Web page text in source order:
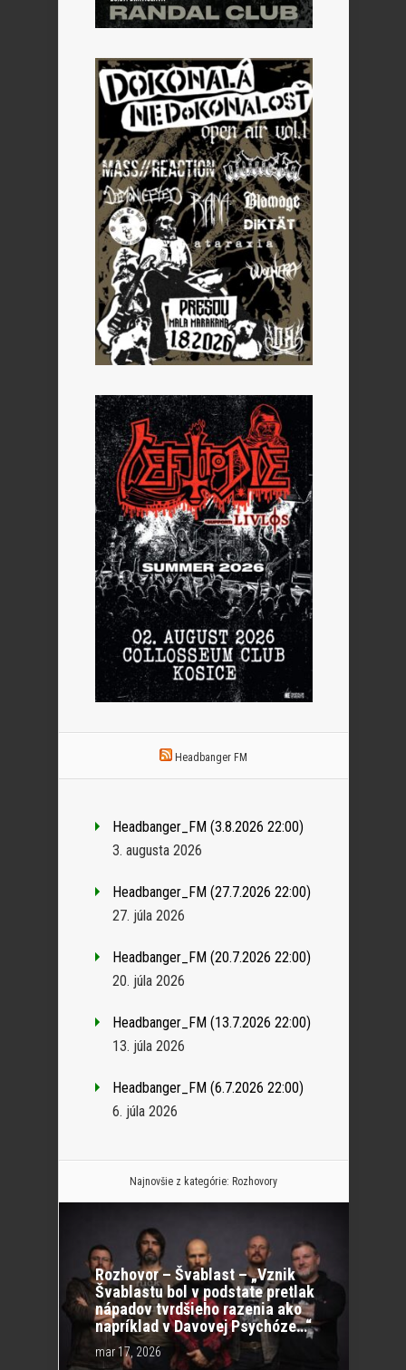
Headbanger FM
Headbanger_FM (3.8.2026 22:00)
3. augusta 2026
Headbanger_FM (27.7.2026 22:00)
27. júla 2026
Headbanger_FM (20.7.2026 22:00)
20. júla 2026
Headbanger_FM (13.7.2026 22:00)
13. júla 2026
Headbanger_FM (6.7.2026 22:00)
6. júla 2026
Najnovšie z kategórie: Rozhovory
Rozhovor – Švablast – „Vznik
Švablastu bol v podstate pretlak
nápadov tvrdšieho razenia ako
napríklad v Davovej Psychóze…“
mar 17, 2026